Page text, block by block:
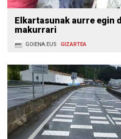
Elkartasunak aurre egin
makurrari
GOIENA.EUS GIZARTEA